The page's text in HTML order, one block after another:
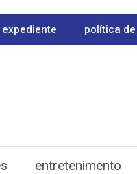
expediente política
entretenimento